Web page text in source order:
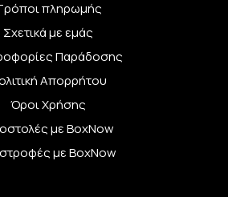
πληρωμής
Σχετικά με εμάς
Παράδοσης
Απορρήτου
Όροι Χρήσης
με BoxNow
με BoxNow